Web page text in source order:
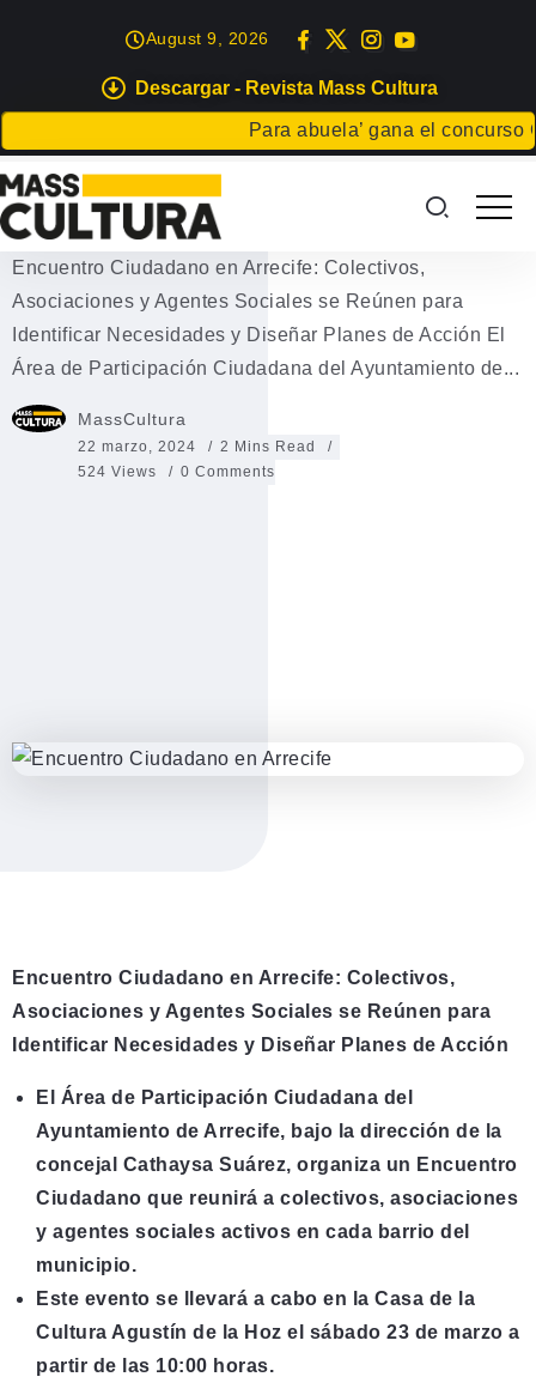
Descargar - Revista Mass Cultura
Para abuela’ gana el concurso
August 9, 2026
EVENTOS
#CANCELADO Encuentro
Ciudadano en Arrecife
Encuentro Ciudadano en Arrecife: Colectivos,
Asociaciones y Agentes Sociales se Reúnen para
Identificar Necesidades y Diseñar Planes de Acción El
Área de Participación Ciudadana del Ayuntamiento de...
MassCultura
22 marzo, 2024
2 Mins Read
524 Views
0 Comments
Encuentro Ciudadano en Arrecife: Colectivos,
Asociaciones y Agentes Sociales se Reúnen para
Identificar Necesidades y Diseñar Planes de Acción
El Área de Participación Ciudadana del
Ayuntamiento de Arrecife, bajo la dirección de la
concejal Cathaysa Suárez, organiza un Encuentro
Ciudadano que reunirá a colectivos, asociaciones
y agentes sociales activos en cada barrio del
municipio.
Este evento se llevará a cabo en la Casa de la
Cultura Agustín de la Hoz el sábado 23 de marzo a
partir de las 10:00 horas.